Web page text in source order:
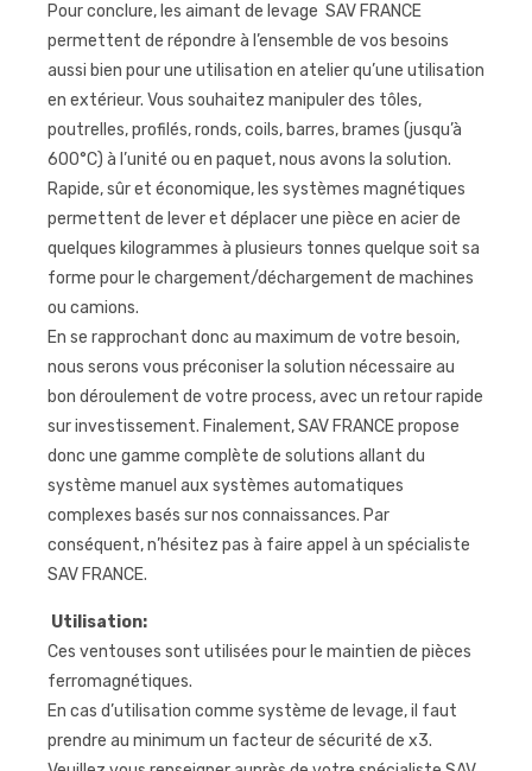
Pour conclure, les aimant de levage SAV FRANCE
permettent de répondre à l’ensemble de vos besoins
aussi bien pour une utilisation en atelier qu’une utilisation
en extérieur. Vous souhaitez manipuler des tôles,
poutrelles, profilés, ronds, coils, barres, brames (jusqu’à
600°C) à l’unité ou en paquet, nous avons la solution.
Rapide, sûr et économique, les systèmes magnétiques
permettent de lever et déplacer une pièce en acier de
quelques kilogrammes à plusieurs tonnes quelque soit sa
forme pour le chargement/déchargement de machines
ou camions.
En se rapprochant donc au maximum de votre besoin,
nous serons vous préconiser la solution nécessaire au
bon déroulement de votre process, avec un retour rapide
sur investissement. Finalement, SAV FRANCE propose
donc une gamme complète de solutions allant du
système manuel aux systèmes automatiques
complexes basés sur nos connaissances. Par
conséquent, n’hésitez pas à faire appel à un spécialiste
SAV FRANCE.
Utilisation:
Ces ventouses sont utilisées pour le maintien de pièces
ferromagnétiques.
En cas d’utilisation comme système de levage, il faut
prendre au minimum un facteur de sécurité de x3.